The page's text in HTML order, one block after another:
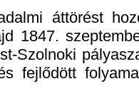
áttörést
1847.
Szolnoki
fejlődött